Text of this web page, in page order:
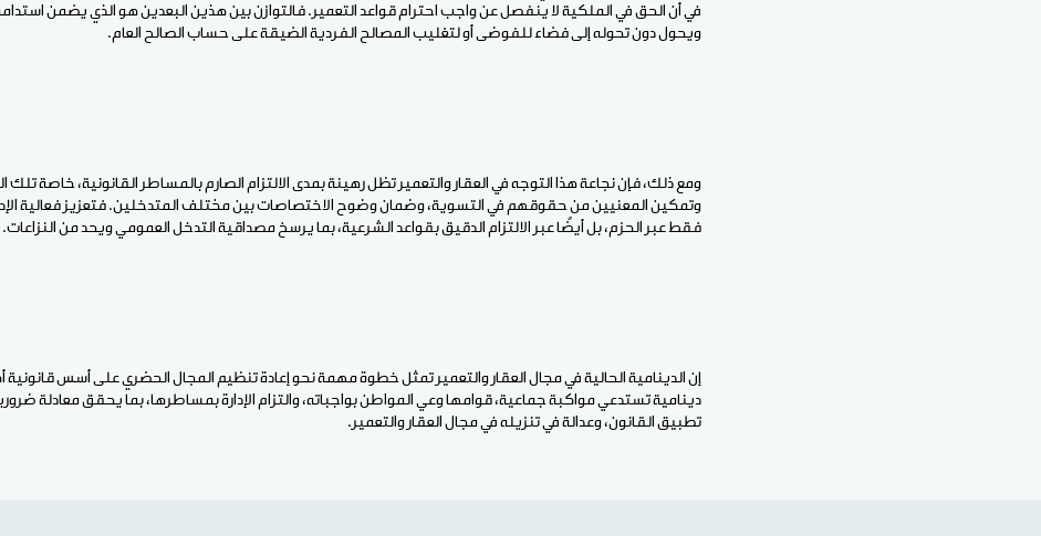
في أن الحق في الملكية لا ينفصل عن واجب احترام قواعد التعمير. فالتوازن بين هذين البعدين هو الذي يضمن
ويحول دون تحوله إلى فضاء للفوضى أو لتغليب المصالح الفردية الضيقة على حساب الصالح العام.
ومع ذلك، فإن نجاعة هذا التوجه في العقار والتعمير تظل رهينة بمدى الالتزام الصارم بالمساطر القانونية، خاصة تلك
وتمكين المعنيين من حقوقهم في التسوية، وضمان وضوح الاختصاصات بين مختلف المتدخلين. فتعزيز فعالية
فقط عبر الحزم، بل أيضًا عبر الالتزام الدقيق بقواعد الشرعية، بما يرسخ مصداقية التدخل العمومي ويحد من النزاعات.
إن الدينامية الحالية في مجال العقار والتعمير تمثل خطوة مهمة نحو إعادة تنظيم المجال الحضري على أسس
دينامية تستدعي مواكبة جماعية، قوامها وعي المواطن بواجباته، والتزام الإدارة بمساطرها، بما يحقق معادلة
تطبيق القانون، وعدالة في تنزيله في مجال العقار والتعمير.